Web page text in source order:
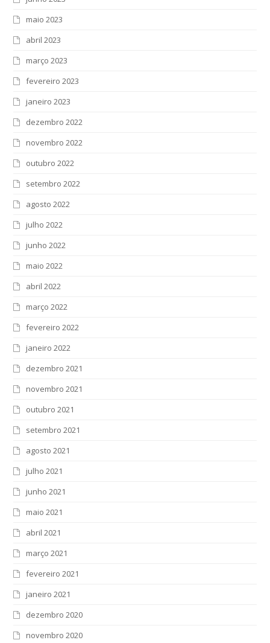
maio 2023
abril 2023
março 2023
fevereiro 2023
janeiro 2023
dezembro 2022
novembro 2022
outubro 2022
setembro 2022
agosto 2022
julho 2022
junho 2022
maio 2022
abril 2022
março 2022
fevereiro 2022
janeiro 2022
dezembro 2021
novembro 2021
outubro 2021
setembro 2021
agosto 2021
julho 2021
junho 2021
maio 2021
abril 2021
março 2021
fevereiro 2021
janeiro 2021
dezembro 2020
novembro 2020